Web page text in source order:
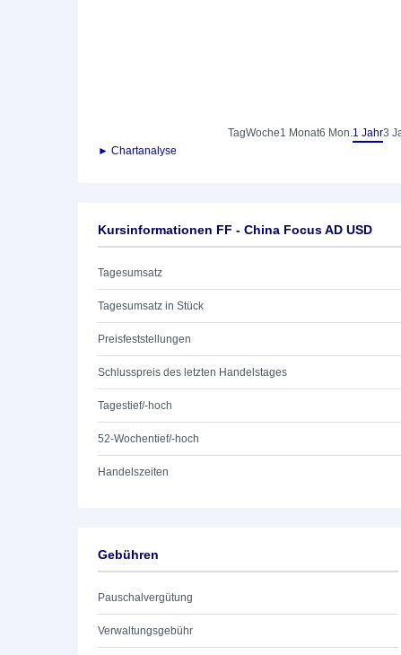
TagWoche1 Monat6 Mon.1 Jahr3
► Chartanalyse
Kursinformationen FF - China Focus AD USD
Tagesumsatz
Tagesumsatz in Stück
Preisfeststellungen
Schlusspreis des letzten Handelstages
Tagestief/-hoch
52-Wochentief/-hoch
Handelszeiten
Gebühren
Pauschalvergütung
Verwaltungsgebühr